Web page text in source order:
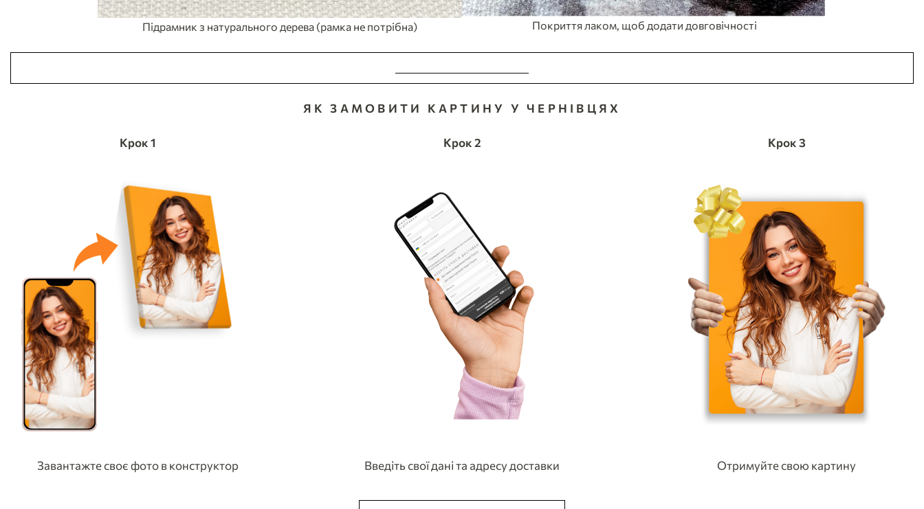
Підрамник з натурального дерева (рамка не потрібна) Покриття лаком, щоб додати довговічності
ЯК ЗАМОВИТИ КАРТИНУ У ЧЕРНІВЦЯХ
Крок 1
Завантажте своє фото в конструктор
Крок 2
Введіть свої дані та адресу доставки
Крок 3
Отримуйте свою картину